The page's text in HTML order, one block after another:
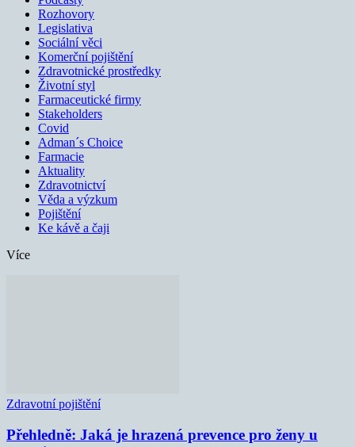
Rozhovory
Legislativa
Sociální věci
Komerční pojištění
Zdravotnické prostředky
Životní styl
Farmaceutické firmy
Stakeholders
Covid
Adman´s Choice
Farmacie
Aktuality
Zdravotnictví
Věda a výzkum
Pojištění
Ke kávě a čaji
Více
Zdravotní pojištění
Přehledně: Jaká je hrazená prevence pro ženy u